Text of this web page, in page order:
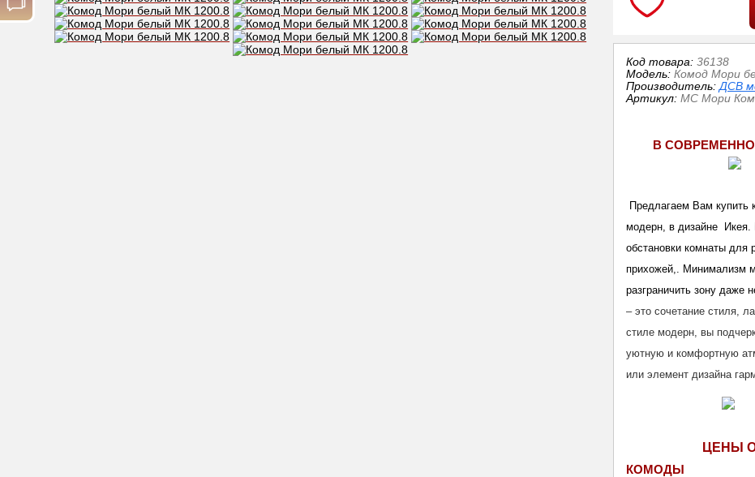
Код товара:36138
Модель:Комод Мори
Производитель:ДСВ
Артикул:МС Мори
В
Предлагаем Вам купить
модерн, в дизайне Икея.
обстановки комнаты для
прихожей,. Минимализм
разграничить зону
– это сочетание стиля,
стиле модерн, вы
уютную и комфортную
или элемент дизайна
ЦЕНЫ
КОМОДЫ